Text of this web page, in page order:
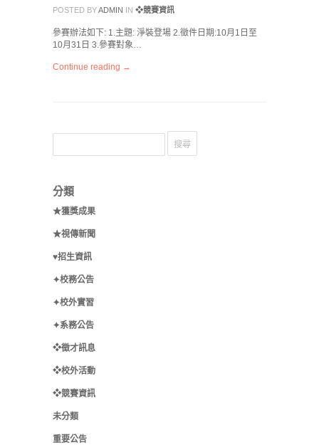
POSTED BYADMIN IN ❖競賽資訊
參賽辦法如下: 1.主題: 淨裝登場 2.徵件日期:10月1日至
10月31日 3.參賽對象…
Continue reading →
分類
★獲獎成果
★視傳新聞
♥招生資訊
✦校務公告
✦校外實習
✦系務公告
❖徵才訊息
❖校外活動
❖競賽資訊
未分類
重要公告